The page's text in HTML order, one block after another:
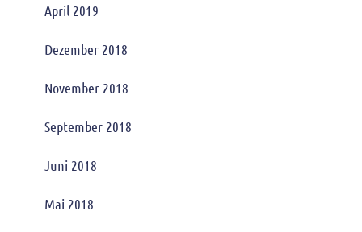
April 2019
Dezember 2018
November 2018
September 2018
Juni 2018
Mai 2018